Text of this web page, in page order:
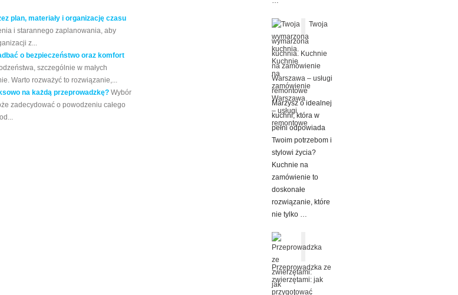
plan, materiały i organizację czasu
i starannego zaplanowania, aby
z...
o bezpieczeństwo oraz komfort
szczególnie w małych
Warto rozważyć to rozwiązanie,...
na każdą przeprowadzkę? Wybór
zadecydować o powodzeniu całego
Twoja
wymarzona
kuchnia. Kuchnie
na zamówienie
Warszawa – usługi
remontowe
Marzysz o idealnej
kuchni, która w
pełni odpowiada
Twoim potrzebom i
stylowi życia?
Kuchnie na
zamówienie to
doskonałe
rozwiązanie, które
nie tylko …
Przeprowadzka ze
zwierzętami: jak
przygotować